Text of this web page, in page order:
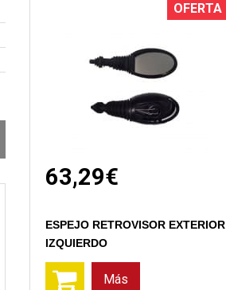
OFERTA
63,29€
ESPEJO RETROVISOR EXTERIOR
IZQUIERDO
Más